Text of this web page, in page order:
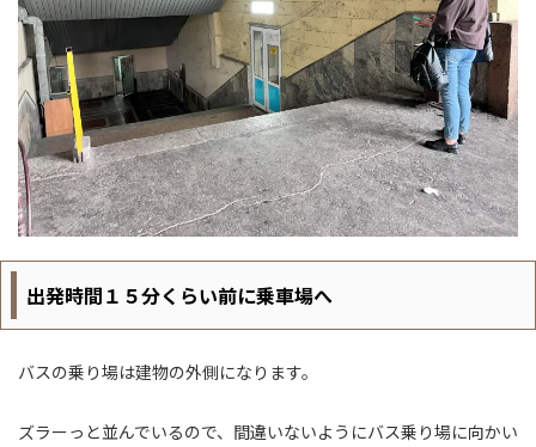
出発時間１５分くらい前に乗車場へ
バスの乗り場は建物の外側になります。
ズラーっと並んでいるので、間違いないようにバス乗り場に向かい